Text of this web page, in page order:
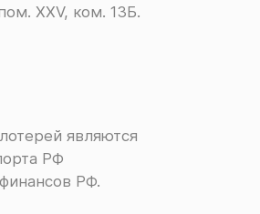
XXV, ком. 13Б.
являются
РФ
РФ.